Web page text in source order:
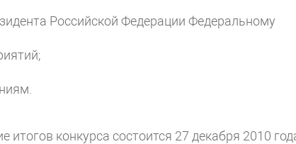
Российской Федерации Федеральному
итогов конкурса состоится 27 декабря 2010